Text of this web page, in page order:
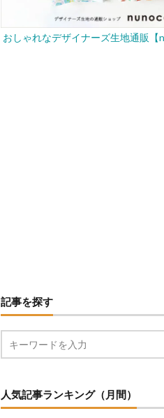
おしゃれなデザイナーズ生地通販【
記事を探す
人気記事ランキング（月間）